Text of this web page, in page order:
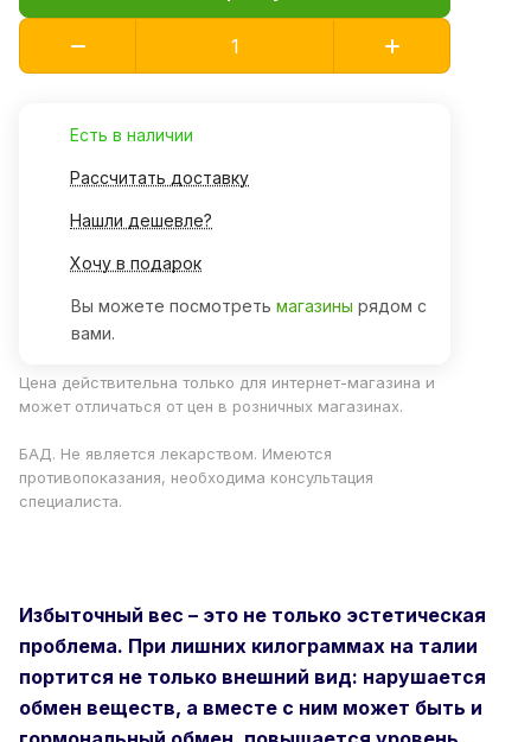
Есть в наличии
Рассчитать доставку
Нашли дешевле?
Хочу в подарок
Вы можете посмотреть магазины рядом с
вами.
Цена действительна только для интернет-магазина и
может отличаться от цен в розничных магазинах.
БАД. Не является лекарством. Имеются
противопоказания, необходима консультация
специалиста.
Избыточный вес – это не только эстетическая
проблема. При лишних килограммах на талии
портится не только внешний вид: нарушается
обмен веществ, а вместе с ним может быть и